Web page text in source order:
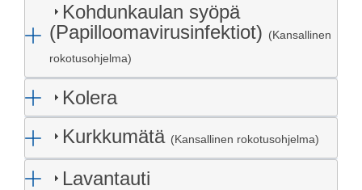
Kohdunkaulan syöpä
(Papilloomavirusinfektiot) (Kansallinen
rokotusohjelma)
Kolera
Kurkkumätä (Kansallinen rokotusohjelma)
Lavantauti